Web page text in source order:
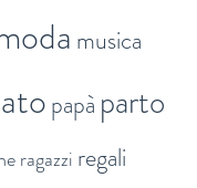
musica
papà parto
ragazzi regali